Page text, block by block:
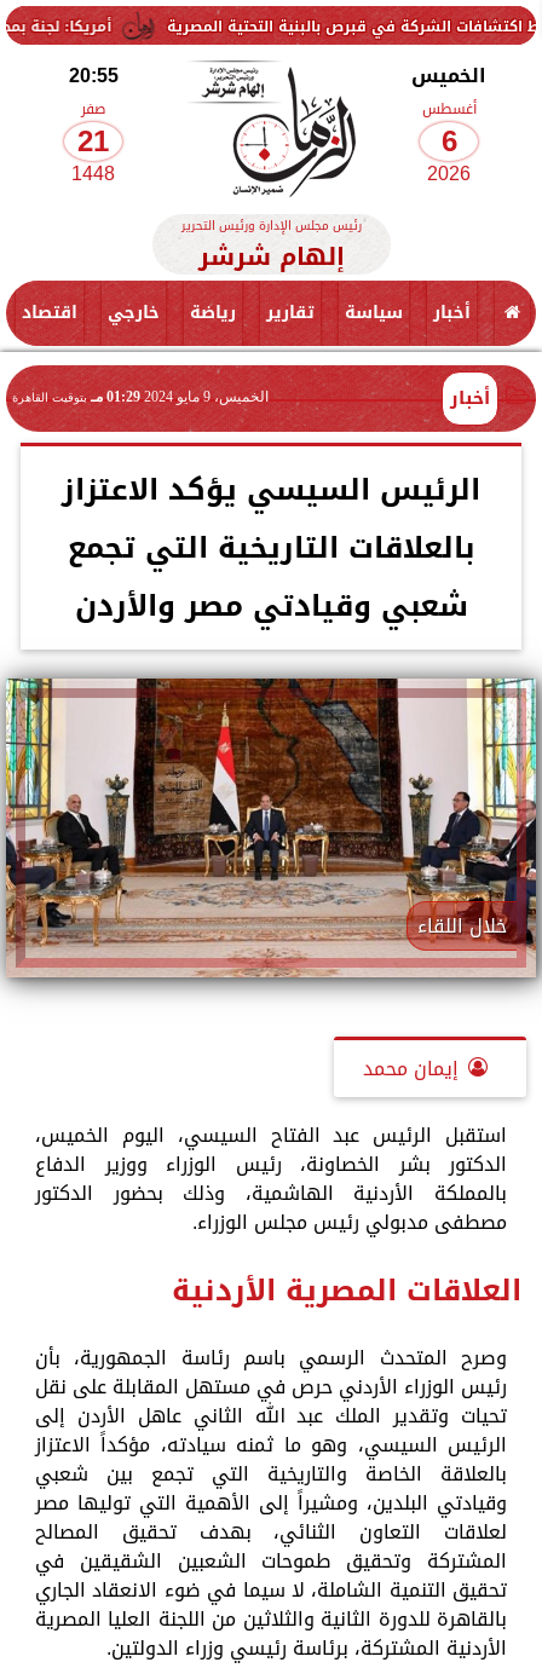
أمريكا: لجنة بمجلس الشيوخ في قبرص بالبنية التحتية المصرية
الخميس
أغسطس
6
2026
20:55
صفر
21
1448
رئيس مجلس الإدارة ورئيس التحرير
إلهام شرشر
أخبار سياسة تقارير رياضة خارجي اقتصاد
أخبار الخميس، 9 مايو 2024 01:29 مـ بتوقيت القاهرة
الرئيس السيسي يؤكد الاعتزاز
بالعلاقات التاريخية التي تجمع
شعبي وقيادتي مصر والأردن
خلال اللقاء
إيمان محمد
استقبل الرئيس عبد الفتاح السيسي، اليوم الخميس،
الدكتور بشر الخصاونة، رئيس الوزراء ووزير الدفاع
بالمملكة الأردنية الهاشمية، وذلك بحضور الدكتور
مصطفى مدبولي رئيس مجلس الوزراء.
العلاقات المصرية الأردنية
وصرح المتحدث الرسمي باسم رئاسة الجمهورية، بأن
رئيس الوزراء الأردني حرص في مستهل المقابلة على نقل
تحيات وتقدير الملك عبد الله الثاني عاهل الأردن إلى
الرئيس السيسي، وهو ما ثمنه سيادته، مؤكداً الاعتزاز
بالعلاقة الخاصة والتاريخية التي تجمع بين شعبي
وقيادتي البلدين، ومشيراً إلى الأهمية التي توليها مصر
لعلاقات التعاون الثنائي، بهدف تحقيق المصالح
المشتركة وتحقيق طموحات الشعبين الشقيقين في
تحقيق التنمية الشاملة، لا سيما في ضوء الانعقاد الجاري
بالقاهرة للدورة الثانية والثلاثين من اللجنة العليا المصرية
الأردنية المشتركة، برئاسة رئيسي وزراء الدولتين.